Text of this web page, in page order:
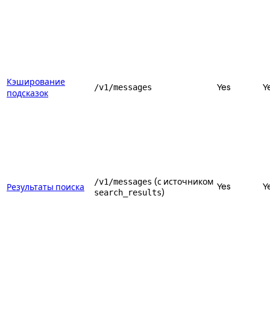
Кэширование
подсказок
/v1/messages Yes
Результаты поиска /v1/messages (с источником
search_results)
Yes